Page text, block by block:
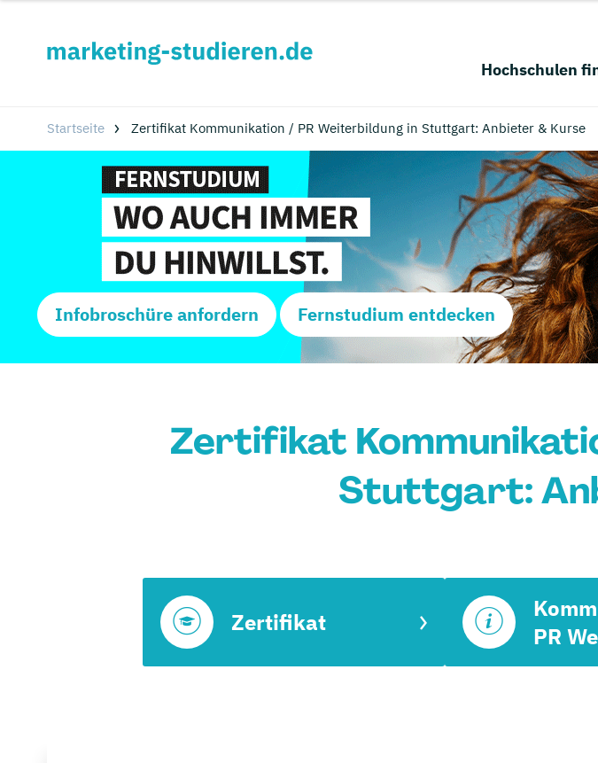
Hochschulen
Startseite Zertifikat Kommunikation / PR Weiterbildung in Stuttgart: Anbieter & Kurse
Infobroschüre anfordern Fernstudium entdecken
Zertifikat
Stuttgart:
Zertifikat
PR